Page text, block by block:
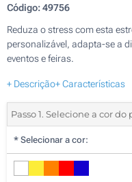
Código:49756
Reduza o stress com esta
personalizável, adapta-se a
eventos e feiras.
+ Descrição+ Características
Passo 1. Selecione a cor
* Selecionar a cor: